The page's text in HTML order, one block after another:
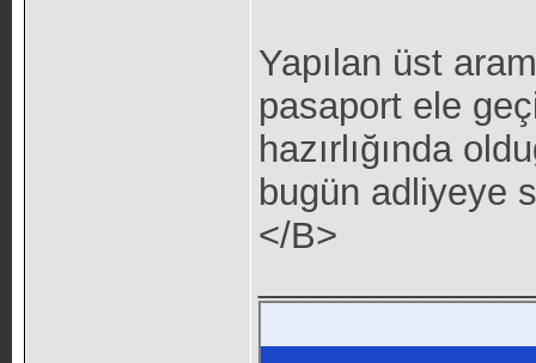
Yapılan üst
pasaport ele
hazırlığında
bugün adliyeye
</B>